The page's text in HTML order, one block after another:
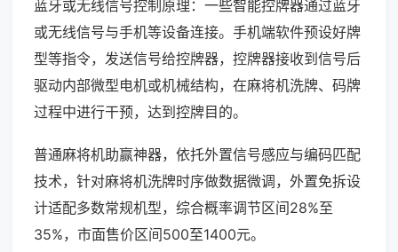
蓝牙或无线信号控制原理：一些智能控牌器通过蓝牙
或无线信号与手机等设备连接。手机端软件预设好牌
型等指令，发送信号给控牌器，控牌器接收到信号后
驱动内部微型电机或机械结构，在麻将机洗牌、码牌
过程中进行干预，达到控牌目的。
普通麻将机助赢神器，依托外置信号感应与编码匹配
技术，针对麻将机洗牌时序做数据微调，外置免拆设
计适配多数常规机型，综合概率调节区间28%至
35%，市面售价区间500至1400元。